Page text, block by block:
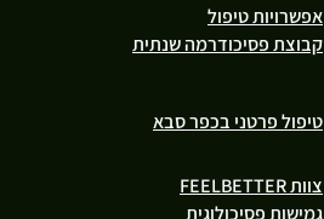
אפשרויות טיפול
קבוצת פסיכודרמה שנתית
טיפול פרטני בכפר סבא
צוות FEELBETTER
גמישות פסיכולוגית